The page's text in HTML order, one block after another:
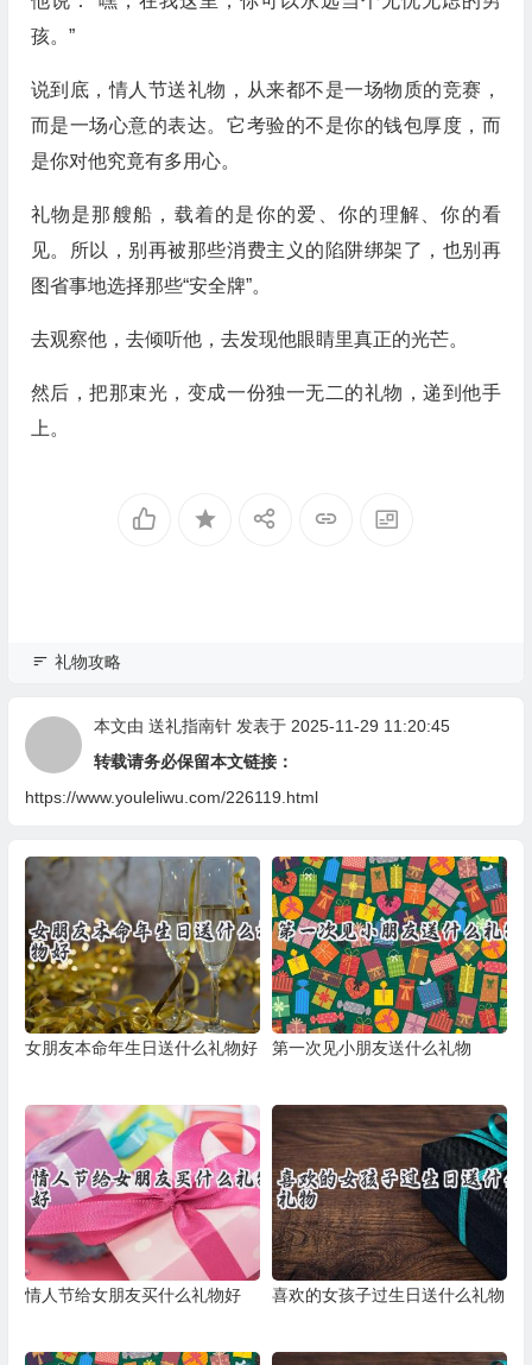
孩。”
说到底，情人节送礼物，从来都不是一场物质的竞赛，
而是一场心意的表达。它考验的不是你的钱包厚度，而
是你对他究竟有多用心。
礼物是那艘船，载着的是你的爱、你的理解、你的看
见。所以，别再被那些消费主义的陷阱绑架了，也别再
图省事地选择那些“安全牌”。
去观察他，去倾听他，去发现他眼睛里真正的光芒。
然后，把那束光，变成一份独一无二的礼物，递到他手
上。
礼物攻略
本文由 送礼指南针发表于 2025-11-29 11:20:45
转载请务必保留本文链接：
https://www.youleliwu.com/226119.html
女朋友本命年生日送什么礼物好 第一次见小朋友送什么礼物
情人节给女朋友买什么礼物好 喜欢的女孩子过生日送什么礼物